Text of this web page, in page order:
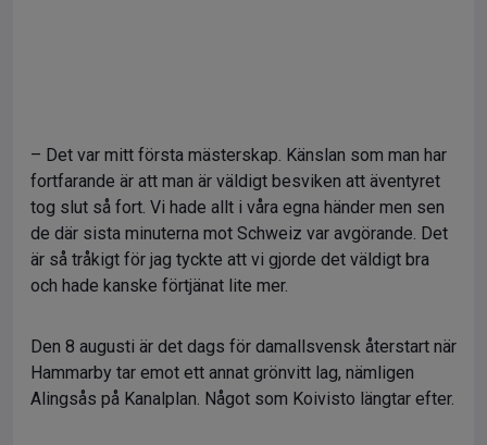
– Det var mitt första mästerskap. Känslan som man har
fortfarande är att man är väldigt besviken att äventyret
tog slut så fort. Vi hade allt i våra egna händer men sen
de där sista minuterna mot Schweiz var avgörande. Det
är så tråkigt för jag tyckte att vi gjorde det väldigt bra
och hade kanske förtjänat lite mer.
Den 8 augusti är det dags för damallsvensk återstart när
Hammarby tar emot ett annat grönvitt lag, nämligen
Alingsås på Kanalplan. Något som Koivisto längtar efter.